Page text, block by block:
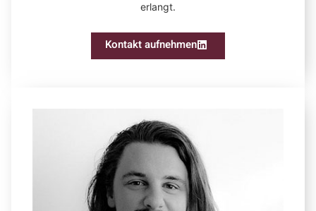
erlangt.
Kontakt aufnehmen